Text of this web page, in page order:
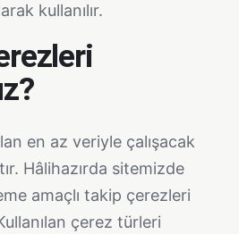
kullanılır.
en az veriyle çalışacak
Hâlihazırda sitemizde
amaçlı takip çerezleri
çerez türleri